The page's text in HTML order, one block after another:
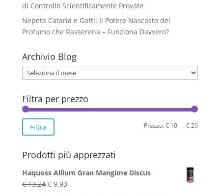
di Controllo Scientificamente Provate
Nepeta Cataria e Gatti: Il Potere Nascosto del
Profumo che Rasserena – Funziona Davvero?
Archivio Blog
Archivio
Blog
Filtra per prezzo
Prezzo
Prezzo
Filtra Prezzo:€ 10—€ 20
Prodotti più apprezzati
Haquoss Allium Gran Mangime Discus
€13,24 Il
€9,93Il